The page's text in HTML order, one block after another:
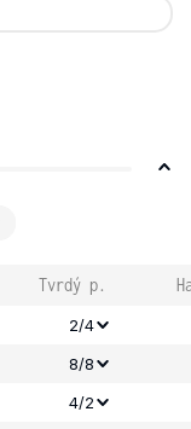
Tvrdý p.
2/4
8/8
4/2